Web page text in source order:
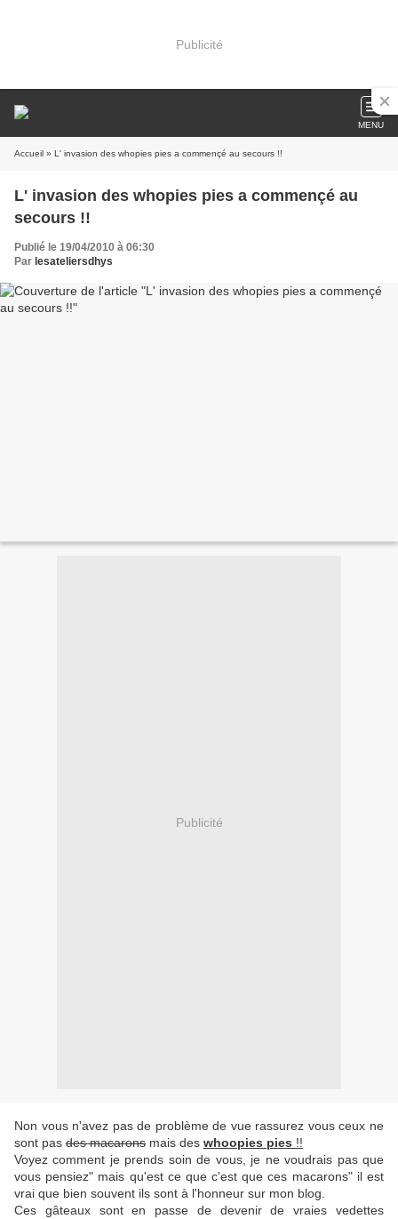
Publicité
MENU
Accueil » L' invasion des whopies pies a commençé au secours !!
L' invasion des whopies pies a commençé au
secours !!
Publié le 19/04/2010 à 06:30
Par lesateliersdhys
Publicité
Non vous n'avez pas de problème de vue rassurez vous ceux ne
sont pas des macarons mais des whoopies pies !!
Voyez comment je prends soin de vous, je ne voudrais pas que
vous pensiez" mais qu'est ce que c'est que ces macarons" il est
vrai que bien souvent ils sont à l'honneur sur mon blog.
Ces gâteaux sont en passe de devenir de vraies vedettes